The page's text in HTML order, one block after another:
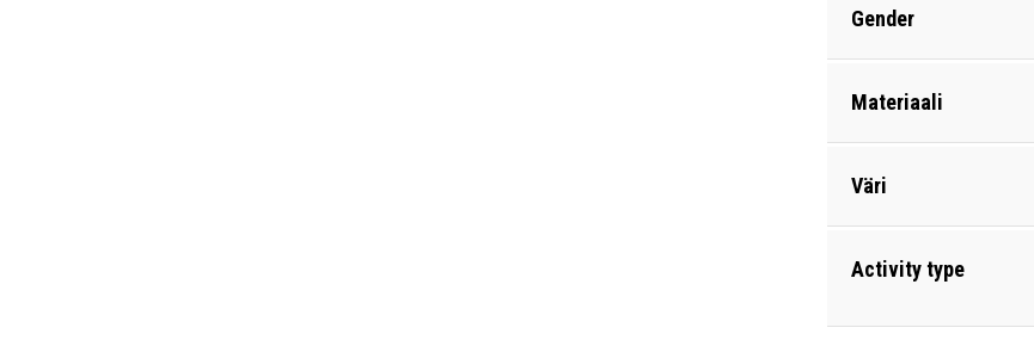
Gender
Materiaali
Väri
Activity type